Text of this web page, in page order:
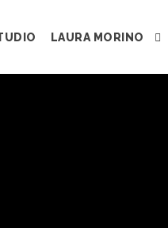
LAURA MORINO